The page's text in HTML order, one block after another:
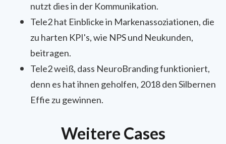
nutzt dies in der Kommunikation.
Tele2 hat Einblicke in Markenassoziationen, die
zu harten KPI's, wie NPS und Neukunden,
beitragen.
Tele2 weiß, dass NeuroBranding funktioniert,
denn es hat ihnen geholfen, 2018 den Silbernen
Effie zu gewinnen.
Weitere Cases